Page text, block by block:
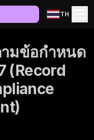
TH
มข้อกำหนด
(Record